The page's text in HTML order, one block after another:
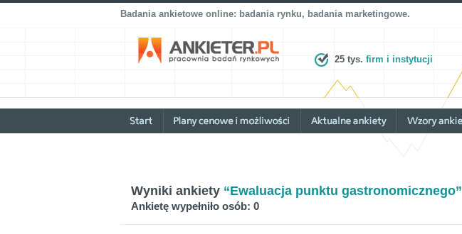
Badania ankietowe online: badania rynku, badania marketingowe.
25 tys. firm i instytucji
Wyniki ankiety “Ewaluacja punktu gastronomicznego”
Ankietę wypełniło osób: 0